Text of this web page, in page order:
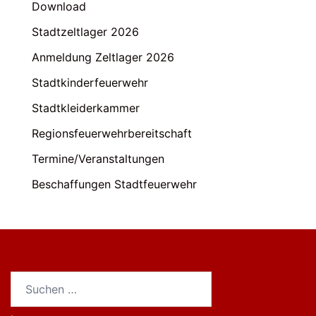
Download
Stadtzeltlager 2026
Anmeldung Zeltlager 2026
Stadtkinderfeuerwehr
Stadtkleiderkammer
Regionsfeuerwehrbereitschaft
Termine/Veranstaltungen
Beschaffungen Stadtfeuerwehr